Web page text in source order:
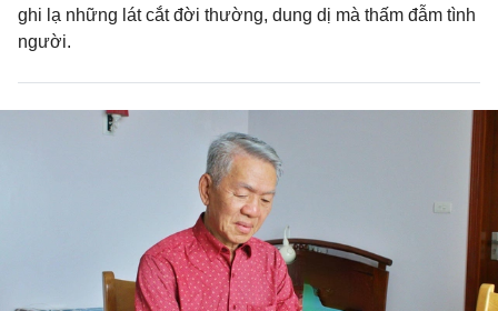
ghi lạ những lát cắt đời thường, dung dị mà thấm đẫm tình
người.